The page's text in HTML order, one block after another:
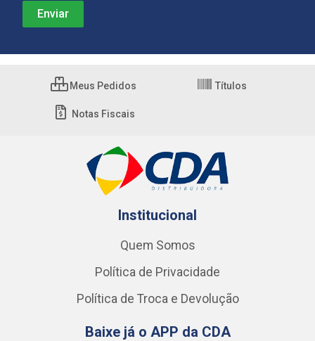
Meus Pedidos Títulos
Notas Fiscais
Institucional
Quem Somos
Política de Privacidade
Política de Troca e Devolução
Baixe já o APP da CDA